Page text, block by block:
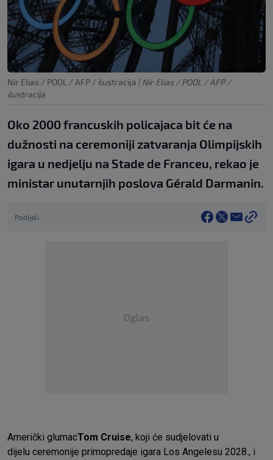
Nir Elias / POOL / AFP / ilustracija | Nir Elias / POOL / AFP /
ilustracija
Oko 2000 francuskih policajaca bit će na
dužnosti na ceremoniji zatvaranja Olimpijskih
igara u nedjelju na Stade de Franceu, rekao je
ministar unutarnjih poslova Gérald Darmanin.
Podijeli
Oglas
Američki glumacTom Cruise, koji će sudjelovati u
dijelu ceremonije primopredaje igara Los Angelesu 2028., i